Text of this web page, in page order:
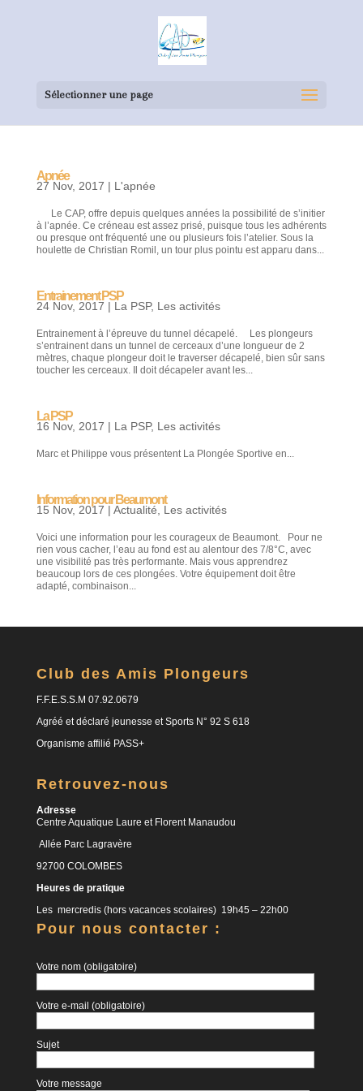
Sélectionner une page
Apnée
27 Nov, 2017 | L'apnée
Le CAP, offre depuis quelques années la possibilité de s’initier
à l’apnée. Ce créneau est assez prisé, puisque tous les adhérents
ou presque ont fréquenté une ou plusieurs fois l’atelier. Sous la
houlette de Christian Romil, un tour plus pointu est apparu dans...
Entrainement PSP
24 Nov, 2017 | La PSP, Les activités
Entrainement à l’épreuve du tunnel décapelé. Les plongeurs
s’entrainent dans un tunnel de cerceaux d’une longueur de 2
mètres, chaque plongeur doit le traverser décapelé, bien sûr sans
toucher les cerceaux. Il doit décapeler avant les...
La PSP
16 Nov, 2017 | La PSP, Les activités
Marc et Philippe vous présentent La Plongée Sportive en...
Information pour Beaumont
15 Nov, 2017 | Actualité Les activités
Voici une information pour les courageux de Beaumont. Pour ne
rien vous cacher, l’eau au fond est au alentour des 7/8°C, avec
une visibilité pas très performante. Mais vous apprendrez
beaucoup lors de ces plongées. Votre équipement doit être
adapté, combinaison...
Club des Amis Plongeurs
F.F.E.S.S.M 07.92.0679
Agréé et déclaré jeunesse et Sports N° 92 S 618
Organisme affilié PASS+
Retrouvez-nous
Adresse
Centre Aquatique Laure et Florent Manaudou
Allée Parc Lagravère
92700 COLOMBES
Heures de pratique
Les mercredis (hors vacances scolaires) 19h45 – 22h00
Pour nous contacter :
Votre nom (obligatoire)
Votre e-mail (obligatoire)
Sujet
Votre message